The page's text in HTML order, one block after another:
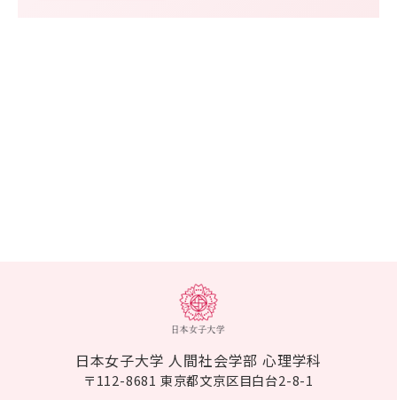
日本女子大学 人間社会学部 心理学科
〒112-8681 東京都文京区目白台2-8-1